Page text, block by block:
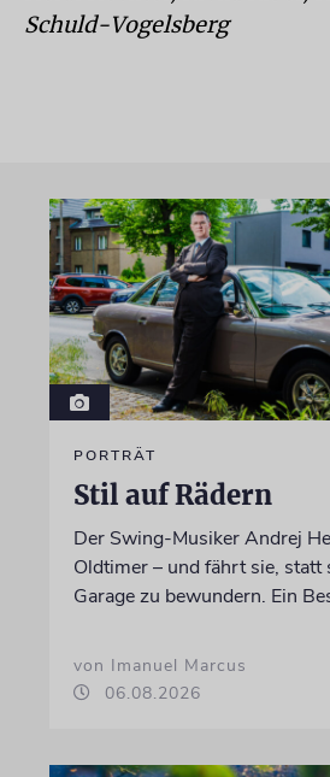
Schuld-Vogelsberg
PORTRÄT
Stil auf Rädern
Der Swing-Musiker Andrej
Oldtimer – und fährt sie, statt
Garage zu bewundern. Ein
von Imanuel Marcus
06.08.2026